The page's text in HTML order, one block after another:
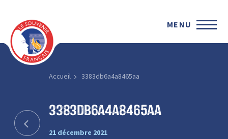
MENU
Accueil 3383db6a4a8465aa
3383db6a4a8465aa
21 décembre 2021